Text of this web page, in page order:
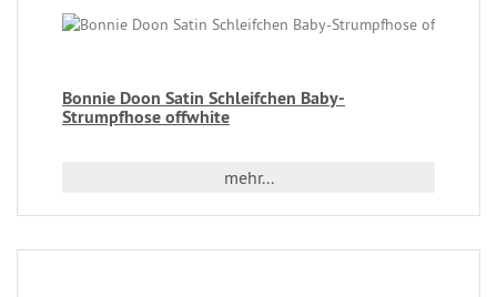
Bonnie Doon Satin Schleifchen Baby-
Strumpfhose offwhite
mehr...